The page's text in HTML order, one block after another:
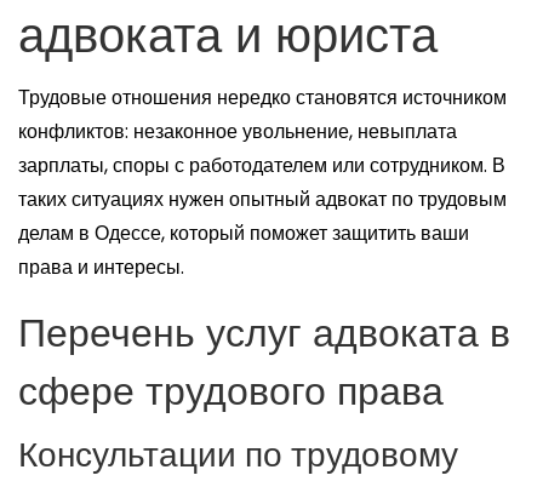
адвоката и юриста
Трудовые отношения нередко становятся источником
конфликтов: незаконное увольнение, невыплата
зарплаты, споры с работодателем или сотрудником. В
таких ситуациях нужен опытный адвокат по трудовым
делам в Одессе, который поможет защитить ваши
права и интересы.
Перечень услуг адвоката в
сфере трудового права
Консультации по трудовому